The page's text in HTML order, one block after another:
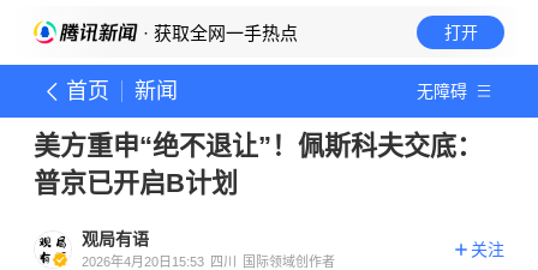
· 获取全网一手热点 打开
首页 新闻 无障碍
美方重申“绝不退让”！佩斯科夫交底：
普京已开启B计划
观局有语
2026年4月20日15:53 四川 国际领域创作者
关注